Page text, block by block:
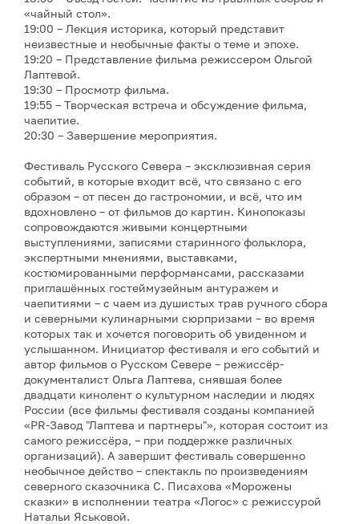
«чайный стол».
19:00 – Лекция историка, который представит
неизвестные и необычные факты о теме и эпохе.
19:20 – Представление фильма режиссером Ольгой
Лаптевой.
19:30 – Просмотр фильма.
19:55 – Творческая встреча и обсуждение фильма,
чаепитие.
20:30 – Завершение мероприятия.
Фестиваль Русского Севера – эксклюзивная серия
событий, в которые входит всё, что связано с его
образом – от песен до гастрономии, и всё, что им
вдохновлено – от фильмов до картин. Кинопоказы
сопровождаются живыми концертными
выступлениями, записями старинного фольклора,
экспертными мнениями, выставками,
костюмированными перформансами, рассказами
приглашённых гостеймузейным антуражем и
чаепитиями – с чаем из душистых трав ручного сбора
и северными кулинарными сюрпризами – во время
которых так и хочется поговорить об увиденном и
услышанном. Инициатор фестиваля и его событий и
автор фильмов о Русском Севере – режиссёр-
документалист Ольга Лаптева, снявшая более
двадцати кинолент о культурном наследии и людях
России (все фильмы фестиваля созданы компанией
«PR-Завод "Лаптева и партнеры"», которая состоит из
самого режиссёра, – при поддержке различных
организаций). А завершит фестиваль совершенно
необычное действо – спектакль по произведениям
северного сказочника С. Писахова «Морожены
сказки» в исполнении театра «Логос» с режиссурой
Натальи Яськовой.